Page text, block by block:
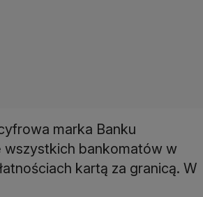
marka Banku
wszystkich bankomatów w
kartą za granicą. W